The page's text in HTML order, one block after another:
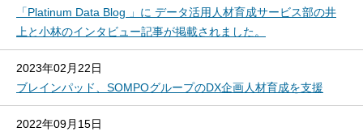
「Platinum Data Blog 」に データ活用人材育成サービス部の井
上と小林のインタビュー記事が掲載されました。
2023年02月22日
ブレインパッド、SOMPOグループのDX企画人材育成を支援
2022年09月15日